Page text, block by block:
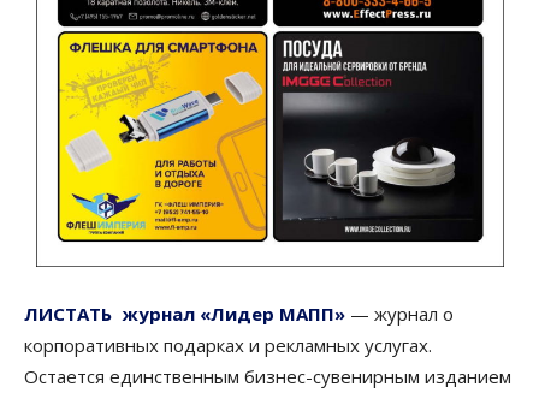
ЛИСТАТЬ журнал «Лидер МАПП» — журнал о
корпоративных подарках и рекламных услугах.
Остается единственным бизнес-сувенирным изданием